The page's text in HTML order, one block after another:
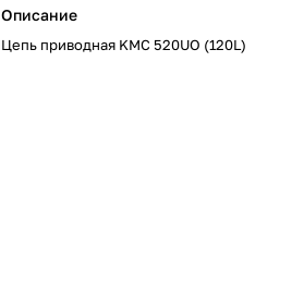
Описание
Цепь приводная KMC 520UO (120L)